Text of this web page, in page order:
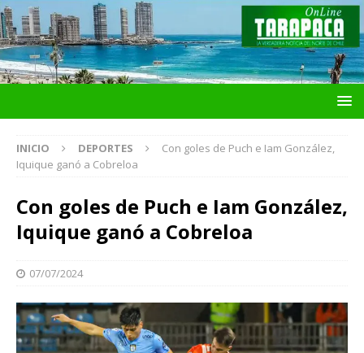
INICIO DEPORTES
Con goles de Puch e Iam González,
Iquique ganó a Cobreloa
Con goles de Puch e Iam González,
Iquique ganó a Cobreloa
07/07/2024